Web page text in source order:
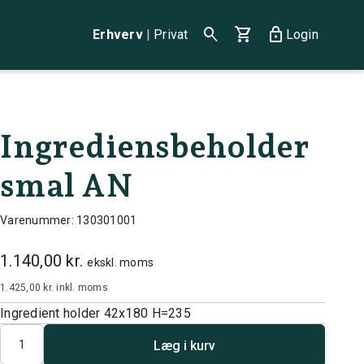
Erhverv | Privat search shopping_cart lock Login
Ingrediensbeholder
smal AN
Varenummer: 130301001
1.140,00 kr.ekskl. moms
1.425,00 kr.inkl. moms
Ingredient holder 42x180 H=235
Antal
Læg i kurv